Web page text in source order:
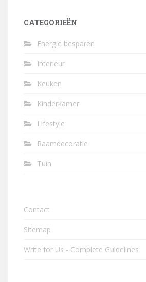
CATEGORIEËN
Energie besparen
Interieur
Keuken
Kinderkamer
Lifestyle
Raamdecoratie
Tuin
Contact
Sitemap
Write for Us - Complete Guidelines